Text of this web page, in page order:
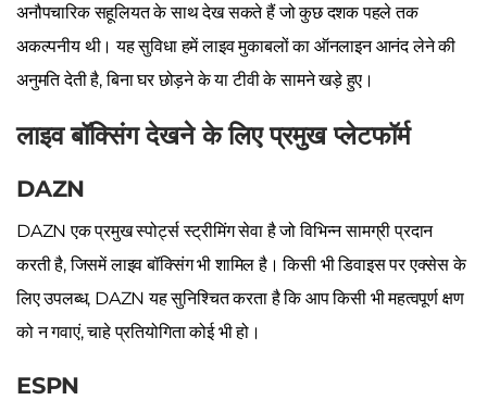
अनौपचारिक सहूलियत के साथ देख सकते हैं जो कुछ दशक पहले तक
अकल्पनीय थी। यह सुविधा हमें लाइव मुकाबलों का ऑनलाइन आनंद लेने की
अनुमति देती है, बिना घर छोड़ने के या टीवी के सामने खड़े हुए।
लाइव बॉक्सिंग देखने के लिए प्रमुख प्लेटफॉर्म
DAZN
DAZN एक प्रमुख स्पोर्ट्स स्ट्रीमिंग सेवा है जो विभिन्न सामग्री प्रदान
करती है, जिसमें लाइव बॉक्सिंग भी शामिल है। किसी भी डिवाइस पर एक्सेस के
लिए उपलब्ध, DAZN यह सुनिश्चित करता है कि आप किसी भी महत्वपूर्ण क्षण
को न गवाएं, चाहे प्रतियोगिता कोई भी हो।
ESPN